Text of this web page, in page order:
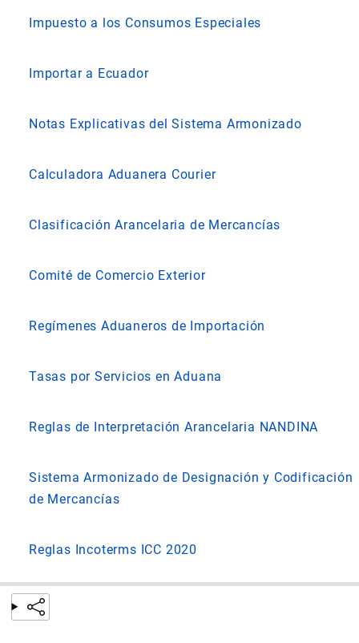
Impuesto a los Consumos Especiales
Importar a Ecuador
Notas Explicativas del Sistema Armonizado
Calculadora Aduanera Courier
Clasificación Arancelaria de Mercancías
Comité de Comercio Exterior
Regímenes Aduaneros de Importación
Tasas por Servicios en Aduana
Reglas de Interpretación Arancelaria NANDINA
Sistema Armonizado de Designación y Codificación
de Mercancías
Reglas Incoterms ICC 2020